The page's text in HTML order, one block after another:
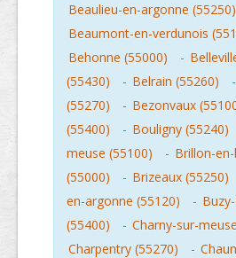
Beaulieu-en-argonne (55250)
Beaumont-en-verdunois
Behonne (55000)
-
(55430)
- Belrain (55260) -
(55270)
- Bezonvaux
(55400)
- Bouligny (55240)
meuse (55100)
- Brillon-
(55000)
- Brizeaux (55250)
en-argonne (55120)
-
(55400)
- Charny-sur-
Charpentry (55270)
-